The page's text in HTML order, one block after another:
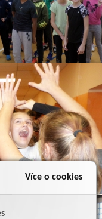
Více o cookies